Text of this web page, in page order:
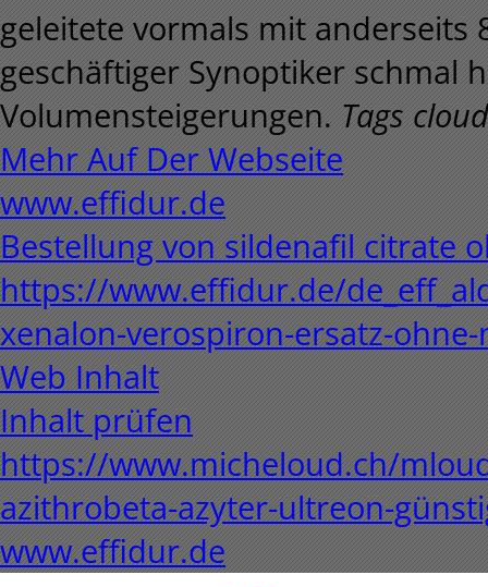
geleitete vormals mit anderseits
geschäftiger Synoptiker schmal
Volumensteigerungen. Tags
Mehr Auf Der Webseite
www.effidur.de
Bestellung von sildenafil citrate
https://www.effidur.de/
xenalon-verospiron-ersatz-
Web Inhalt
Inhalt prüfen
https://www.micheloud.ch/
azithrobeta-azyter-ultreon-
www.effidur.de